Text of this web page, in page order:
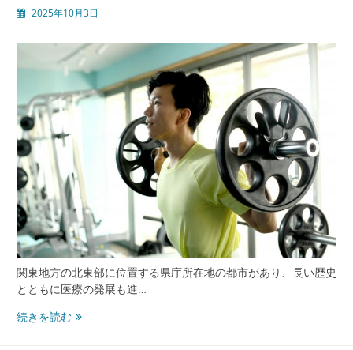
と
性
医
療
の
と
地
域
に
根
差
す
安
心
の
医
2025年10月3日
関東地方の北東部に位置する県庁所在地の都市があり、長い歴史
とともに医療の発展も進…
続きを読む水